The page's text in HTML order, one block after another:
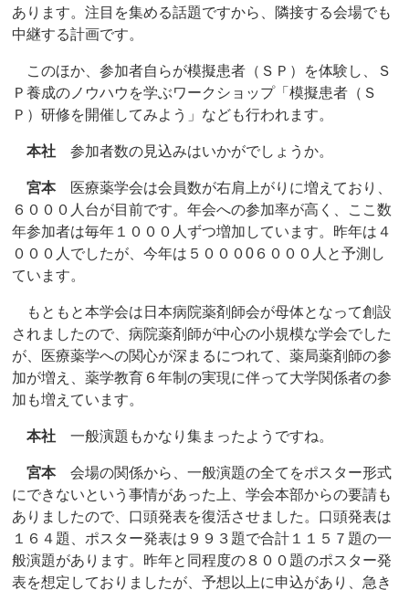
あります。注目を集める話題ですから、隣接する会場でも
中継する計画です。
このほか、参加者自らが模擬患者（ＳＰ）を体験し、Ｓ
Ｐ養成のノウハウを学ぶワークショップ「模擬患者（Ｓ
Ｐ）研修を開催してみよう」なども行われます。
本社 参加者数の見込みはいかがでしょうか。
宮本医療薬学会は会員数が右肩上がりに増えており、
６０００人台が目前です。年会への参加率が高く、ここ数
年参加者は毎年１０００人ずつ増加しています。昨年は４
０００人でしたが、今年は５０００0６０００人と予測し
ています。
もともと本学会は日本病院薬剤師会が母体となって創設
されましたので、病院薬剤師が中心の小規模な学会でした
が、医療薬学への関心が深まるにつれて、薬局薬剤師の参
加が増え、薬学教育６年制の実現に伴って大学関係者の参
加も増えています。
本社 一般演題もかなり集まったようですね。
宮本会場の関係から、一般演題の全てをポスター形式
にできないという事情があった上、学会本部からの要請も
ありましたので、口頭発表を復活させました。口頭発表は
１６４題、ポスター発表は９９３題で合計１１５７題の一
般演題があります。昨年と同程度の８００題のポスター発
表を想定しておりましたが、予想以上に申込があり、急き